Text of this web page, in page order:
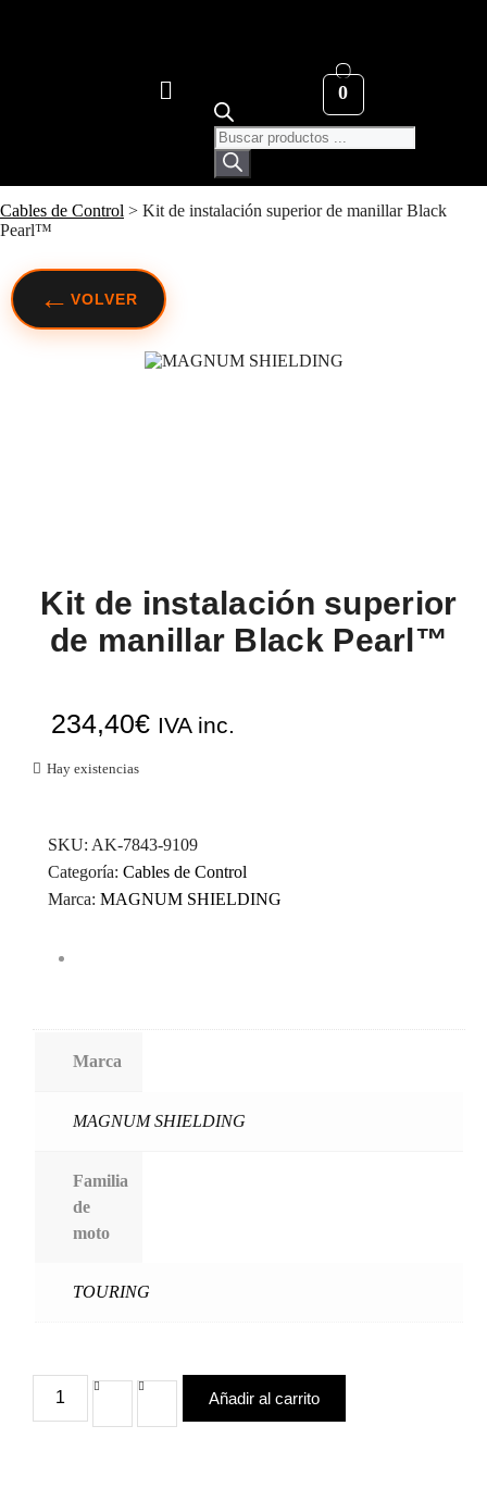
Cables de Control > Kit de instalación superior de manillar Black
Pearl™
0
← VOLVER
Kit de instalación superior
de manillar Black Pearl™
234,40€ IVA inc.
Hay existencias
SKU: AK-7843-9109
Categoría: Cables de Control
Marca: MAGNUM SHIELDING
Marca
MAGNUM SHIELDING
Familia
de
moto
TOURING
Añadir al carrito